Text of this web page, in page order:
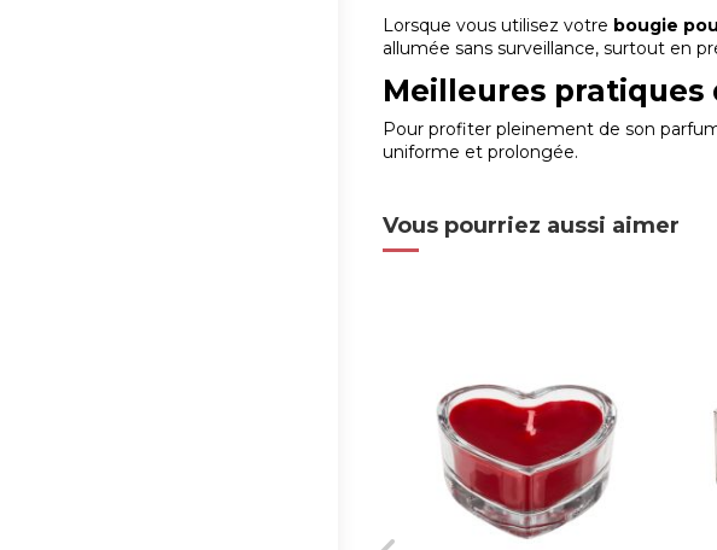
Lorsque vous utilisez votre bougie
allumée sans surveillance, surtout en
Meilleures
Pour profiter pleinement de son
uniforme et prolongée.
Vous pourriez aussi aimer